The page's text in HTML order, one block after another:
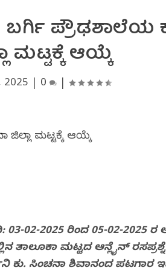
ಬರ್ಗಿ ಪ್ರೌಢಶಾಲೆಯ
ಮಟ್ಟಕ್ಕೆ ಆಯ್ಕೆ
2025 0 |
02-2025 ರಿಂದ 05-02-2025
ತಾಲೂಕಾ ಮಟ್ಟದ ಆನ್ಲೈನ್
ಸಿಂಚನಾ ಶಿವಾನಂದ ಪಟಗಾರ